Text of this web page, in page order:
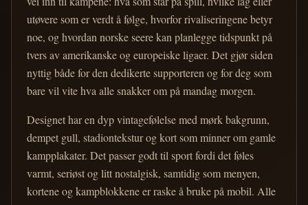
utøvere som er verdt å følge, hvorfor rivaliseringene betyr
noe, og hvordan norske seere kan planlegge tidspunkt på
tvers av amerikanske og europeiske ligaer. Det gjør siden
nyttig både for den dedikerte supporteren og for deg som
bare vil vite hva alle snakker om på mandag morgen.
Designet har en dyp vintagefølelse med mørk bakgrunn,
dempet gull, stadiontekstur og kort som minner om gamle
kampplakater. Det passer godt til sport fordi det føles
varmt, seriøst og litt nostalgisk, samtidig som menyen,
kortene og kampblokkene er raske å bruke på mobil. Alle